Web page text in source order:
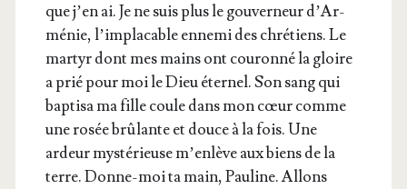
que j’en ai. Je ne suis plus le gou­ver­neur d’Ar­
mé­nie, l’im­pla­cable enne­mi des chré­tiens. Le
mar­tyr dont mes mains ont cou­ron­né la gloire
a prié pour moi le Dieu éter­nel. Son sang qui
bap­ti­sa ma fille coule dans mon cœur comme
une rosée brû­lante et douce à la fois. Une
ardeur mys­té­rieuse m’en­lève aux biens de la
terre. Donne-moi ta main, Pau­line. Allons